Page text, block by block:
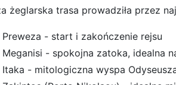
żeglarska trasa prowadziła przez
Preweza - start i zakończenie rejsu
Meganisi - spokojna zatoka, idealna
Itaka - mitologiczna wyspa